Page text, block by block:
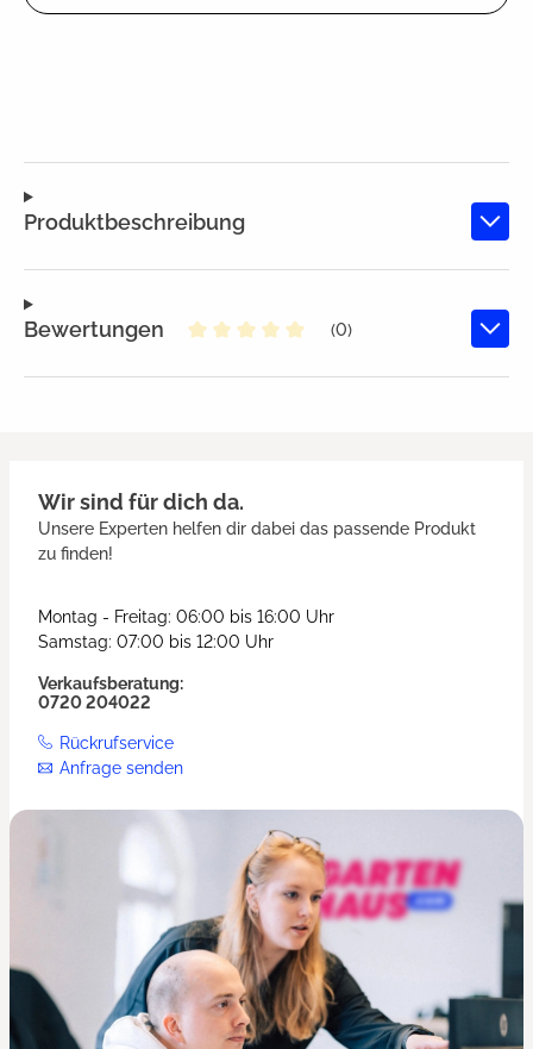
Produktbeschreibung
Bewertungen
(0)
Wir sind für dich da.
Unsere Experten helfen dir dabei das passende Produkt
zu finden!
Montag - Freitag: 06:00 bis 16:00 Uhr
Samstag: 07:00 bis 12:00 Uhr
Verkaufsberatung:
0720 204022
Rückrufservice
Anfrage senden